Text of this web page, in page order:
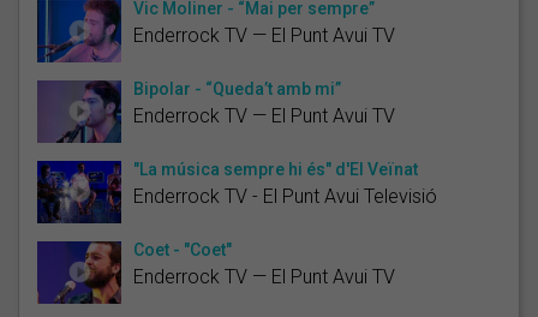
Vic Moliner - “Mai per sempre”
Enderrock TV — El Punt Avui TV
Bipolar - “Queda’t amb mi”
Enderrock TV — El Punt Avui TV
"La música sempre hi és" d'El Veïnat
Enderrock TV - El Punt Avui Televisió
Coet - "Coet"
Enderrock TV — El Punt Avui TV